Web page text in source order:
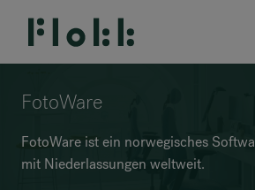
PRODUKTE
FotoWare
FotoWare ist ein norwegisches
mit Niederlassungen weltweit.